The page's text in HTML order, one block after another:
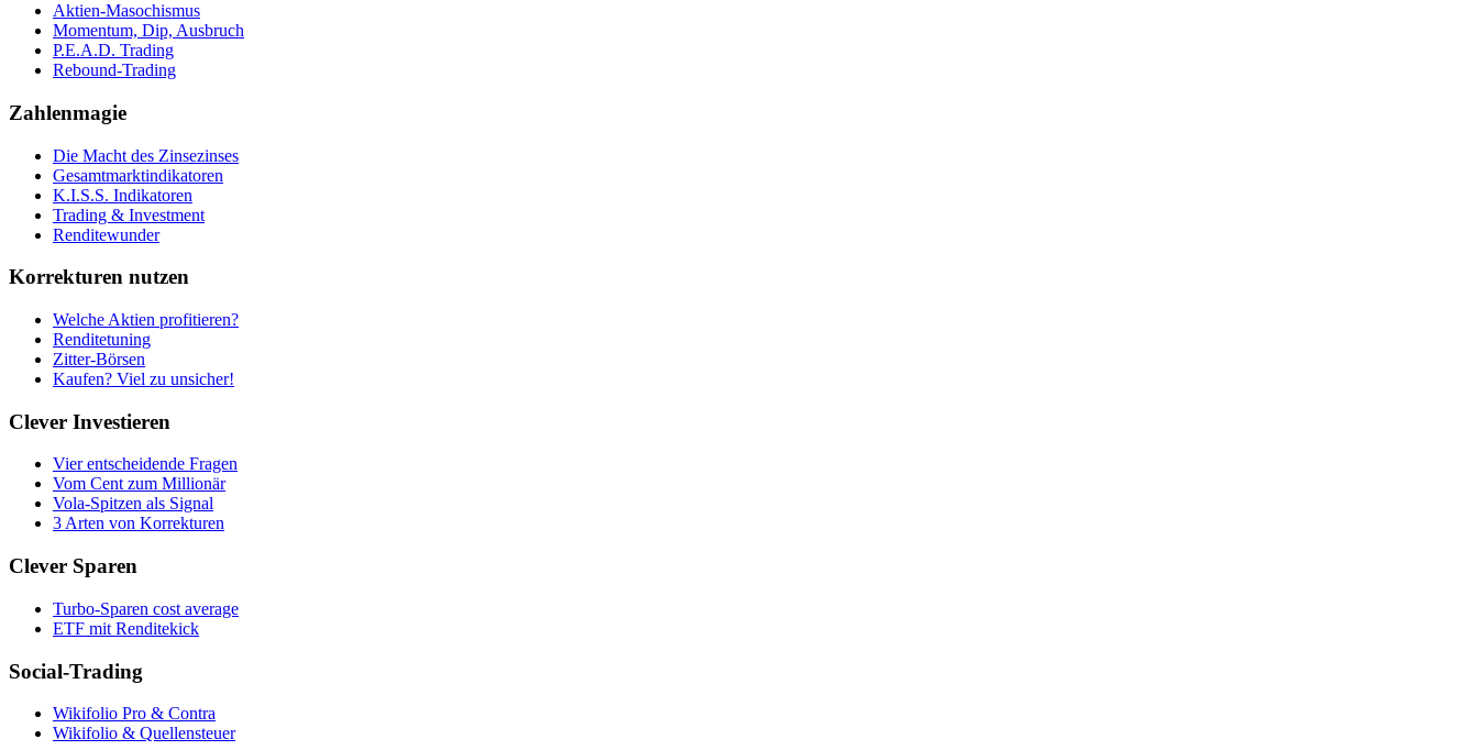
Aktien-Masochismus
Momentum, Dip, Ausbruch
P.E.A.D. Trading
Rebound-Trading
Zahlenmagie
Die Macht des Zinsezinses
Gesamtmarktindikatoren
K.I.S.S. Indikatoren
Trading & Investment
Renditewunder
Korrekturen nutzen
Welche Aktien profitieren?
Renditetuning
Zitter-Börsen
Kaufen? Viel zu unsicher!
Clever Investieren
Vier entscheidende Fragen
Vom Cent zum Millionär
Vola-Spitzen als Signal
3 Arten von Korrekturen
Clever Sparen
Turbo-Sparen cost average
ETF mit Renditekick
Social-Trading
Wikifolio Pro & Contra
Wikifolio & Quellensteuer